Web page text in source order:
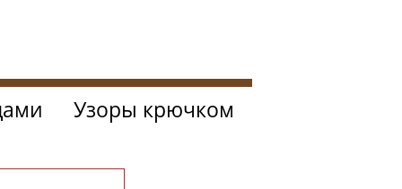
Узоры крючком